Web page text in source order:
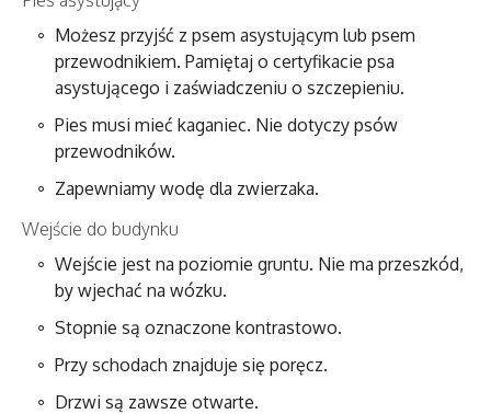
Możesz przyjść z psem asystującym lub psem
przewodnikiem. Pamiętaj o certyfikacie psa
asystującego i zaświadczeniu o szczepieniu.
Pies musi mieć kaganiec. Nie dotyczy psów
przewodników.
Zapewniamy wodę dla zwierzaka.
Wejście do budynku
Wejście jest na poziomie gruntu. Nie ma przeszkód,
by wjechać na wózku.
Stopnie są oznaczone kontrastowo.
Przy schodach znajduje się poręcz.
Drzwi są zawsze otwarte.